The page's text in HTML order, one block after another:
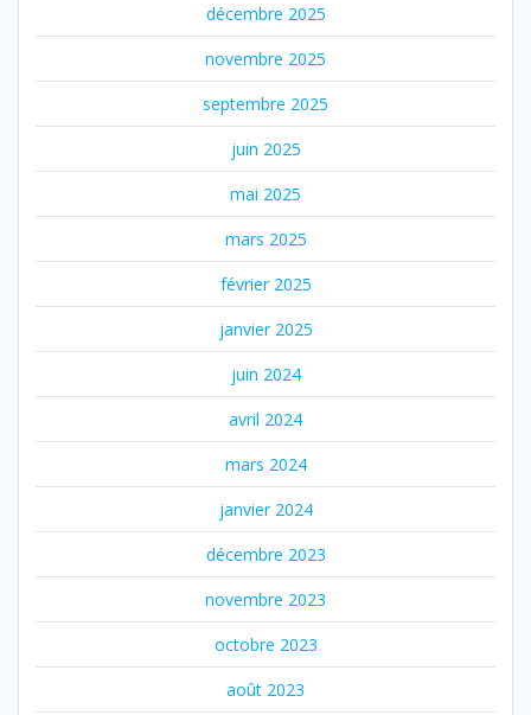
décembre 2025
novembre 2025
septembre 2025
juin 2025
mai 2025
mars 2025
février 2025
janvier 2025
juin 2024
avril 2024
mars 2024
janvier 2024
décembre 2023
novembre 2023
octobre 2023
août 2023